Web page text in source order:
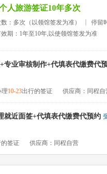
人旅游签证10年多次
：多次（以领馆签发为准）
停留
期：1年至10年,以使领馆签发为准
专业审核制作+代填表代缴费代
理10-23出行的签证 供应商：同程自
就近面签+代填表代缴费代预约
签证 供应商：同程自营